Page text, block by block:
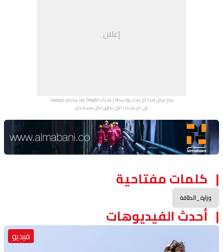
إعلان
يتم عرض هذا الإعلان بواسطة إعلانات Google، ولا يتحكم موقعنا
في الإعلانات التي تظهر لكل مستخدم.
Advertisement Section
كلمات مفتاحية
وزارة_الطاقة
أحدث الفيديوهات
فيديو